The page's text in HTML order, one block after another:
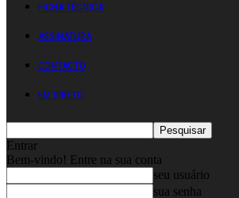
FICHA TÉCNICA
ASSINATURA
CONTACTO
EM DIRETO
Entrar
Bem-vindo! Entre na sua conta
seu usuário
sua senha